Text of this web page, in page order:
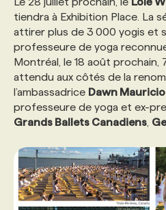
FAQ
ANNONCEZ AVEC NOUS
tiendra à Exhibition Place. La
attirer plus de 3 000 yogis et
professeure de yoga
Montréal, le 18 août
attendu aux côtés de la
l’ambassadrice Dawn Mauricio
professeure de yoga et ex-
Grands Ballets Canadiens